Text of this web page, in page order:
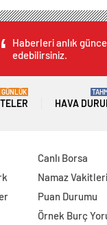
Haberleri anlık
edebilirsiniz.
GÜNLÜK
HAVA
Canlı Borsa
Namaz Vakitleri
Puan Durumu
Örnek Burç